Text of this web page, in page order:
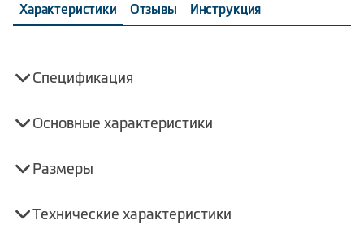
Характеристики Отзывы Инструкция
Спецификация
Основные характеристики
Размеры
Технические характеристики